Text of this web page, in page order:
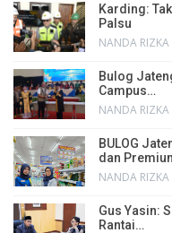
Karding:
Palsu
Bulog
Campus…
BULOG
dan
Gus Yasin:
Rantai…